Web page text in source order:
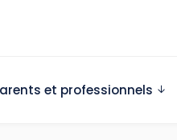
et professionnels